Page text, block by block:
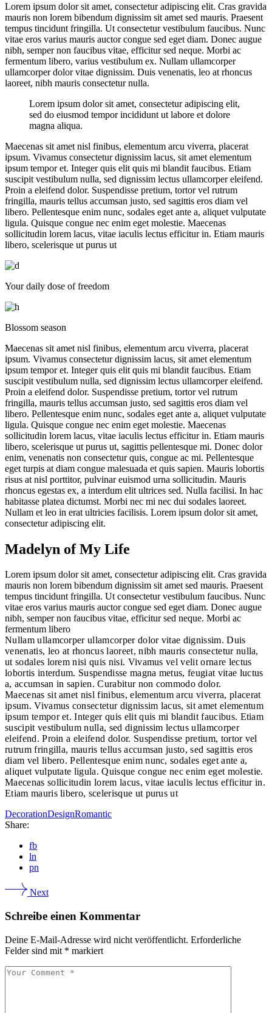
Lorem ipsum dolor sit amet, consectetur adipiscing elit. Cras gravida
mauris non lorem bibendum dignissim sit amet sed mauris. Praesent
tempus tincidunt fringilla. Ut consectetur vestibulum faucibus. Nunc
vitae eros varius mauris auctor congue sed eget diam. Donec augue
nibh, semper non faucibus vitae, efficitur sed neque. Morbi ac
fermentum libero, varius vestibulum ex. Nullam ullamcorper
ullamcorper dolor vitae dignissim. Duis venenatis, leo at rhoncus
laoreet, nibh mauris consectetur nulla.
Lorem ipsum dolor sit amet, consectetur adipiscing elit,
sed do eiusmod tempor incididunt ut labore et dolore
magna aliqua.
Maecenas sit amet nisl finibus, elementum arcu viverra, placerat
ipsum. Vivamus consectetur dignissim lacus, sit amet elementum
ipsum tempor et. Integer quis elit quis mi blandit faucibus. Etiam
suscipit vestibulum nulla, sed dignissim lectus ullamcorper eleifend.
Proin a eleifend dolor. Suspendisse pretium, tortor vel rutrum
fringilla, mauris tellus accumsan justo, sed sagittis eros diam vel
libero. Pellentesque enim nunc, sodales eget ante a, aliquet vulputate
ligula. Quisque congue nec enim eget molestie. Maecenas
sollicitudin lorem lacus, vitae iaculis lectus efficitur in. Etiam mauris
libero, scelerisque ut purus ut
Your daily dose of freedom
Blossom season
Maecenas sit amet nisl finibus, elementum arcu viverra, placerat
ipsum. Vivamus consectetur dignissim lacus, sit amet elementum
ipsum tempor et. Integer quis elit quis mi blandit faucibus. Etiam
suscipit vestibulum nulla, sed dignissim lectus ullamcorper eleifend.
Proin a eleifend dolor. Suspendisse pretium, tortor vel rutrum
fringilla, mauris tellus accumsan justo, sed sagittis eros diam vel
libero. Pellentesque enim nunc, sodales eget ante a, aliquet vulputate
ligula. Quisque congue nec enim eget molestie. Maecenas
sollicitudin lorem lacus, vitae iaculis lectus efficitur in. Etiam mauris
libero, scelerisque ut purus ut, sagittis pellentesque mi. Donec dolor
enim, venenatis non consectetur quis, congue ac mi. Pellentesque
eget turpis at diam congue malesuada et quis sapien. Mauris lobortis
risus at nisl porttitor, pulvinar euismod urna sollicitudin. Mauris
rhoncus egestas ex, a interdum elit ultrices sed. Nulla facilisi. In hac
habitasse platea dictumst. Morbi nec mi nec dui sodales laoreet.
Nullam et leo in erat ultricies facilisis. Lorem ipsum dolor sit amet,
consectetur adipiscing elit.
Madelyn of My Life
Lorem ipsum dolor sit amet, consectetur adipiscing elit. Cras gravida
mauris non lorem bibendum dignissim sit amet sed mauris. Praesent
tempus tincidunt fringilla. Ut consectetur vestibulum faucibus. Nunc
vitae eros varius mauris auctor congue sed eget diam. Donec augue
nibh, semper non faucibus vitae, efficitur sed neque. Morbi ac
fermentum libero
Nullam ullamcorper ullamcorper dolor vitae dignissim. Duis
venenatis, leo at rhoncus laoreet, nibh mauris consectetur nulla,
ut sodales lorem nisi quis nisi. Vivamus vel velit ornare lectus
lobortis interdum. Suspendisse magna metus, feugiat vitae luctus
a, accumsan in sapien. Curabitur non commodo dolor.
Maecenas sit amet nisl finibus, elementum arcu viverra, placerat
ipsum. Vivamus consectetur dignissim lacus, sit amet elementum
ipsum tempor et. Integer quis elit quis mi blandit faucibus. Etiam
suscipit vestibulum nulla, sed dignissim lectus ullamcorper
eleifend. Proin a eleifend dolor. Suspendisse pretium, tortor vel
rutrum fringilla, mauris tellus accumsan justo, sed sagittis eros
diam vel libero. Pellentesque enim nunc, sodales eget ante a,
aliquet vulputate ligula. Quisque congue nec enim eget molestie.
Maecenas sollicitudin lorem lacus, vitae iaculis lectus efficitur in.
Etiam mauris libero, scelerisque ut purus ut
DecorationDesignRomantic
Share:
fb
ln
pn
Next
Schreibe einen Kommentar
Deine E-Mail-Adresse wird nicht veröffentlicht. Erforderliche
Felder sind mit * markiert